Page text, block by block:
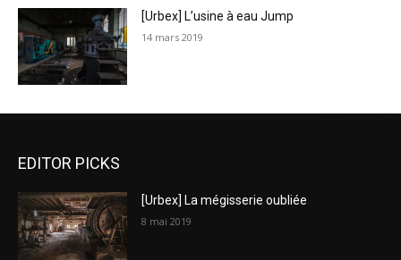
[Urbex] L’usine à eau Jump
14 mars 2019
EDITOR PICKS
[Urbex] La mégisserie oubliée
8 mai 2019